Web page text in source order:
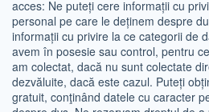
acces: Ne puteți cere informații cu
personal pe care le deținem despre
informații cu privire la ce categorii de
avem în posesie sau control, pentru
am colectat, dacă nu sunt colectate
dezvăluite, dacă este cazul. Puteți
gratuit, conţinând datele cu caracter